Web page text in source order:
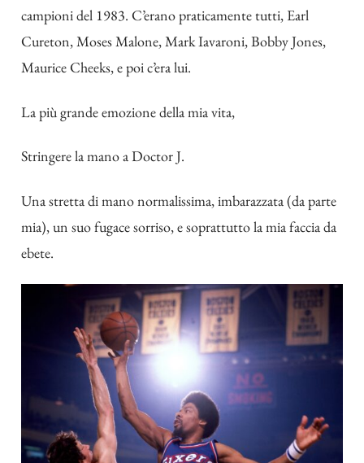
campioni del 1983. C’erano praticamente tutti, Earl
Cureton, Moses Malone, Mark Iavaroni, Bobby Jones,
Maurice Cheeks, e poi c’era lui.
La più grande emozione della mia vita,
Stringere la mano a Doctor J.
Una stretta di mano normalissima, imbarazzata (da parte
mia), un suo fugace sorriso, e soprattutto la mia faccia da
ebete.